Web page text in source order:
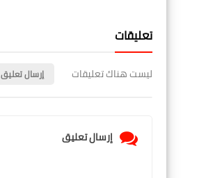
تعليقات
ليست هناك تعليقات إرسال تعليق
إرسال تعليق